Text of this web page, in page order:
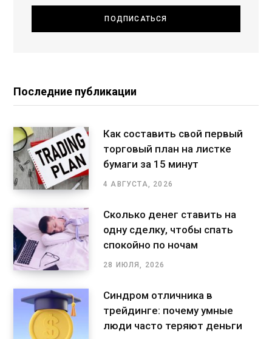
Последние публикации
Как составить свой первый
торговый план на листке
бумаги за 15 минут
4 АВГУСТА, 2026
Сколько денег ставить на
одну сделку, чтобы спать
спокойно по ночам
28 ИЮЛЯ, 2026
Синдром отличника в
трейдинге: почему умные
люди часто теряют деньги